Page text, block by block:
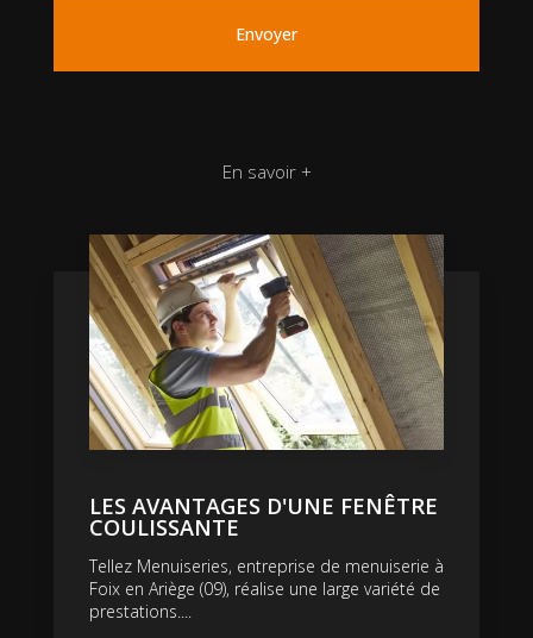
En savoir +
LES AVANTAGES D'UNE FENÊTRE
COULISSANTE
Tellez Menuiseries, entreprise de menuiserie à
Foix en Ariège (09), réalise une large variété de
prestations....